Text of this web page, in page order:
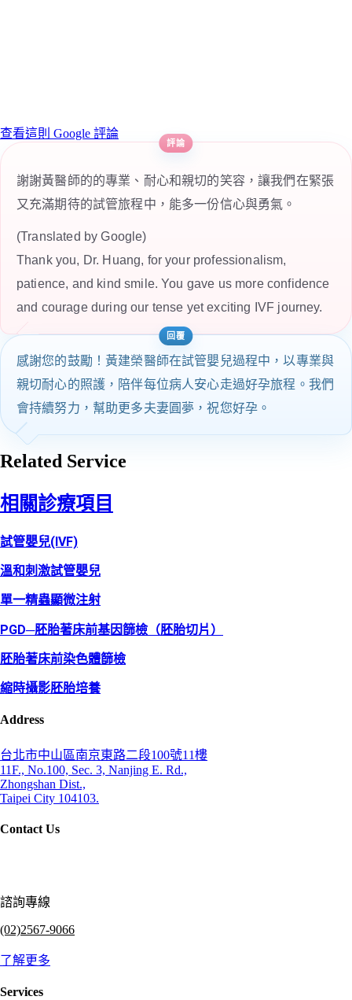
查看這則 Google 評論
謝謝黃醫師的的專業、耐心和親切的笑容，讓我們在緊張
又充滿期待的試管旅程中，能多一份信心與勇氣。
(Translated by Google)
Thank you, Dr. Huang, for your professionalism,
patience, and kind smile. You gave us more confidence
and courage during our tense yet exciting IVF journey.
感謝您的鼓勵！黃建榮醫師在試管嬰兒過程中，以專業與
親切耐心的照護，陪伴每位病人安心走過好孕旅程。我們
會持續努力，幫助更多夫妻圓夢，祝您好孕。
Related Service
相關診療項目
試管嬰兒(IVF)
溫和刺激試管嬰兒
單一精蟲顯微注射
PGD─胚胎著床前基因篩檢（胚胎切片）
胚胎著床前染色體篩檢
縮時攝影胚胎培養
Address
台北市中山區南京東路二段100號11樓
11F., No.100, Sec. 3, Nanjing E. Rd.,
Zhongshan Dist.,
Taipei City 104103.
Contact Us
諮詢專線
(02)2567-9066
了解更多
Services